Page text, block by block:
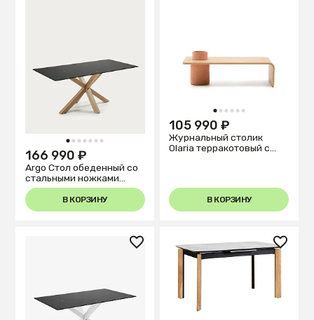
1 2 3 4 5 6 7
166 990 ₽
Argo Стол обеденный со
стальными ножками
Wofect и столешницей из
черного стекла 200x100
В КОРЗИНУ
1 2 3 4 5 6
105 990 ₽
Журнальный столик
Olaria терракотовый с
В КОРЗИНУ